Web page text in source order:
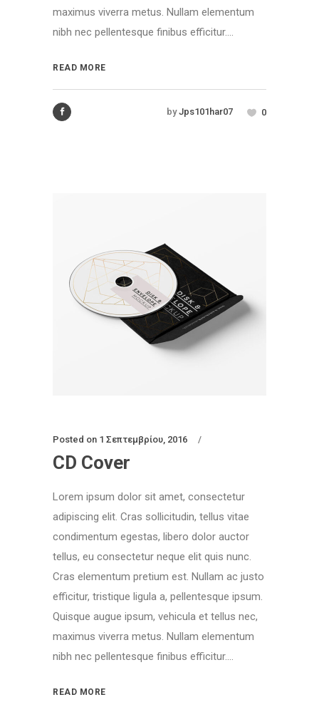
maximus viverra metus. Nullam elementum
nibh nec pellentesque finibus efficitur....
READ MORE
by Jps101har07 0
Posted on 1 Σεπτεμβρίου, 2016
CD Cover
Lorem ipsum dolor sit amet, consectetur
adipiscing elit. Cras sollicitudin, tellus vitae
condimentum egestas, libero dolor auctor
tellus, eu consectetur neque elit quis nunc.
Cras elementum pretium est. Nullam ac justo
efficitur, tristique ligula a, pellentesque ipsum.
Quisque augue ipsum, vehicula et tellus nec,
maximus viverra metus. Nullam elementum
nibh nec pellentesque finibus efficitur....
READ MORE